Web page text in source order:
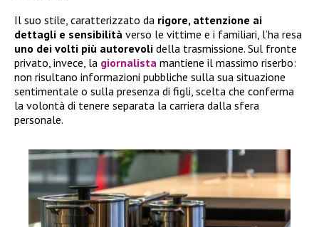
Il suo stile, caratterizzato da rigore, attenzione ai
dettagli e sensibilità verso le vittime e i familiari, l’ha resa
uno dei volti più autorevoli della trasmissione. Sul fronte
privato, invece, la giornalista mantiene il massimo riserbo:
non risultano informazioni pubbliche sulla sua situazione
sentimentale o sulla presenza di figli, scelta che conferma
la volontà di tenere separata la carriera dalla sfera
personale.